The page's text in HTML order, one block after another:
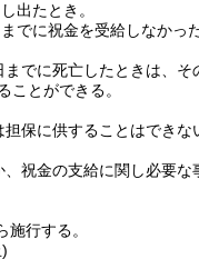
出たとき。
でに祝金を受給しなかっ
でに死亡したときは、
ことができる。
保に供することはできな
祝金の支給に関し必要な
行する。